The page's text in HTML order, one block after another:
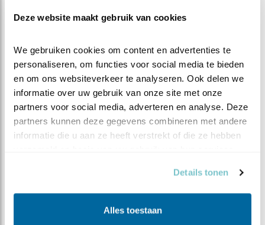
Deze website maakt gebruik van cookies
We gebruiken cookies om content en advertenties te
personaliseren, om functies voor social media te bieden
en om ons websiteverkeer te analyseren. Ook delen we
informatie over uw gebruik van onze site met onze
partners voor social media, adverteren en analyse. Deze
partners kunnen deze gegevens combineren met andere
informatie die u aan ze heeft verstrekt of die ze hebben
Details tonen
Alles toestaan
Heb je een vraag die niet specifiek over dit wetland
gaat? Stel dan je vraag hier
Contact WetlandWacht
Titel
Tussenv.